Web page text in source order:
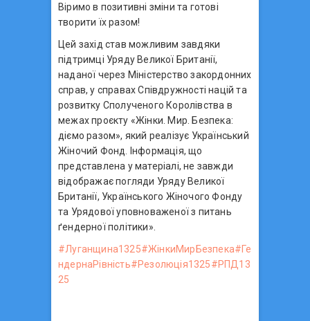
Віримо в позитивні зміни та готові
творити їх разом!
Цей захід став можливим завдяки
підтримці Уряду Великої Британії,
наданої через Міністерство закордонних
справ, у справах Співдружності націй та
розвитку Сполученого Королівства в
межах проєкту «Жінки. Мир. Безпека:
діємо разом», який реалізує Український
Жіночий Фонд. Інформація, що
представлена у матеріалі, не завжди
відображає погляди Уряду Великої
Британії, Українського Жіночого Фонду
та Урядової уповноваженої з питань
ґендерної політики».
#Луганщина1325#ЖінкиМирБезпека#Ге
ндернаРівність#Резолюція1325#РПД13
25